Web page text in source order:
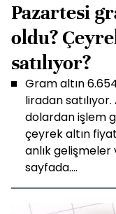
Pazartesi
oldu?
satılıyor?
Gram altın
liradan
dolardan işlem
çeyrek altın
anlık
sayfada....